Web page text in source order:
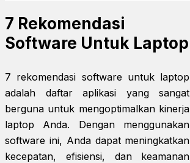
7 Rekomendasi
Software Untuk Laptop
7 rekomendasi software untuk laptop
adalah daftar aplikasi yang sangat
berguna untuk mengoptimalkan kinerja
laptop Anda. Dengan menggunakan
software ini, Anda dapat meningkatkan
kecepatan, efisiensi, dan keamanan